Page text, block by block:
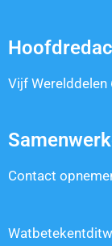
Vijf Werelddelen
Contact